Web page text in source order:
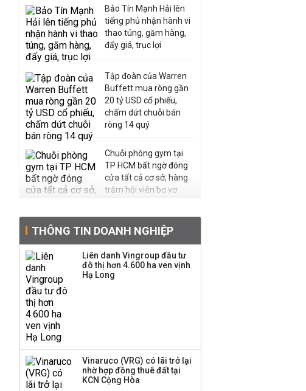
Bảo Tín Mạnh Hải lên
tiếng phủ nhận hành vi
thao túng, găm hàng,
đẩy giá, trục lợi
Tập đoàn của Warren
Buffett mua ròng gần
20 tỷ USD cổ phiếu,
chấm dứt chuỗi bán
ròng 14 quý
Chuỗi phòng gym tại
TP HCM bất ngờ đóng
cửa tất cả cơ sở, hàng
trăm hội viên bơ vơ
tiếng đứng sau tiệm
vàng Mi Hồng: Từ phụ
xe, sửa đồ điện tử cũ
đến gây dựng thương
hiệu hơn 35 năm tuổi
PNJ công bố thông tin
THÔNG TIN DOANH NGHIỆP
Liên danh Vingroup đầu tư
đô thị hơn 4.600 ha ven vịnh
Hạ Long
Vinaruco (VRG) có lãi trở lại
nhờ hợp đồng thuê đất tại
KCN Cộng Hòa